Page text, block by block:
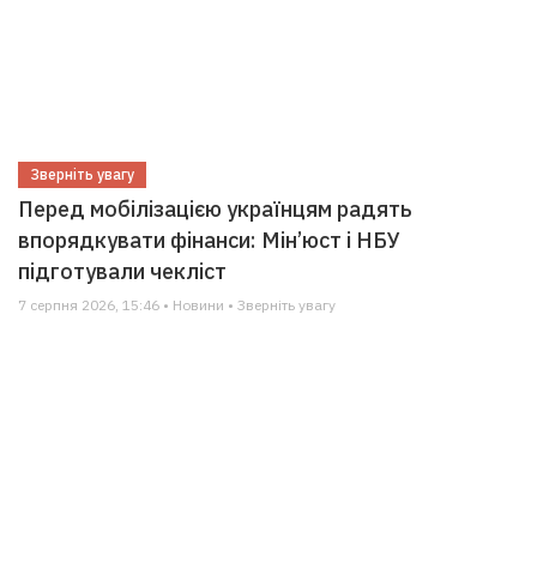
Зверніть увагу
Перед мобілізацією українцям радять
впорядкувати фінанси: Мін’юст і НБУ
підготували чекліст
7 серпня 2026, 15:46 • Новини • Зверніть увагу